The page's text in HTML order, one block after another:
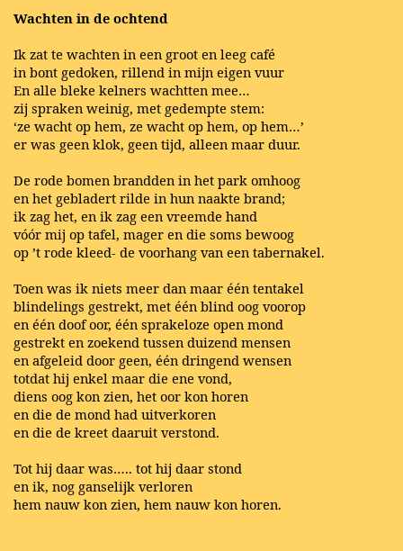
Wachten in de ochtend
Ik zat te wachten in een groot en leeg café
in bont gedoken, rillend in mijn eigen vuur
En alle bleke kelners wachtten mee…
zij spraken weinig, met gedempte stem:
‘ze wacht op hem, ze wacht op hem, op hem…’
er was geen klok, geen tijd, alleen maar duur.
De rode bomen brandden in het park omhoog
en het gebladert rilde in hun naakte brand;
ik zag het, en ik zag een vreemde hand
vóór mij op tafel, mager en die soms bewoog
op ’t rode kleed- de voorhang van een tabernakel.
Toen was ik niets meer dan maar één tentakel
blindelings gestrekt, met één blind oog voorop
en één doof oor, één sprakeloze open mond
gestrekt en zoekend tussen duizend mensen
en afgeleid door geen, één dringend wensen
totdat hij enkel maar die ene vond,
diens oog kon zien, het oor kon horen
en die de mond had uitverkoren
en die de kreet daaruit verstond.
Tot hij daar was….. tot hij daar stond
en ik, nog ganselijk verloren
hem nauw kon zien, hem nauw kon horen.